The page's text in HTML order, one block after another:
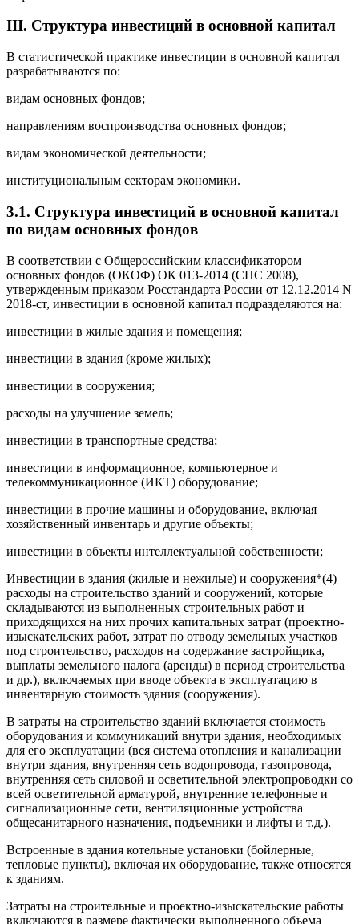
III. Структура инвестиций в основной капитал
В статистической практике инвестиции в основной капитал
разрабатываются по:
видам основных фондов;
направлениям воспроизводства основных фондов;
видам экономической деятельности;
институциональным секторам экономики.
3.1. Структура инвестиций в основной капитал
по видам основных фондов
В соответствии с Общероссийским классификатором
основных фондов (ОКОФ) ОК 013-2014 (СНС 2008),
утвержденным приказом Росстандарта России от 12.12.2014 N
2018-ст, инвестиции в основной капитал подразделяются на:
инвестиции в жилые здания и помещения;
инвестиции в здания (кроме жилых);
инвестиции в сооружения;
расходы на улучшение земель;
инвестиции в транспортные средства;
инвестиции в информационное, компьютерное и
телекоммуникационное (ИКТ) оборудование;
инвестиции в прочие машины и оборудование, включая
хозяйственный инвентарь и другие объекты;
инвестиции в объекты интеллектуальной собственности;
Инвестиции в здания (жилые и нежилые) и сооружения*(4) —
расходы на строительство зданий и сооружений, которые
складываются из выполненных строительных работ и
приходящихся на них прочих капитальных затрат (проектно-
изыскательских работ, затрат по отводу земельных участков
под строительство, расходов на содержание застройщика,
выплаты земельного налога (аренды) в период строительства
и др.), включаемых при вводе объекта в эксплуатацию в
инвентарную стоимость здания (сооружения).
В затраты на строительство зданий включается стоимость
оборудования и коммуникаций внутри здания, необходимых
для его эксплуатации (вся система отопления и канализации
внутри здания, внутренняя сеть водопровода, газопровода,
внутренняя сеть силовой и осветительной электропроводки со
всей осветительной арматурой, внутренние телефонные и
сигнализационные сети, вентиляционные устройства
общесанитарного назначения, подъемники и лифты и т.д.).
Встроенные в здания котельные установки (бойлерные,
тепловые пункты), включая их оборудование, также относятся
к зданиям.
Затраты на строительные и проектно-изыскательские работы
включаются в размере фактически выполненного объема